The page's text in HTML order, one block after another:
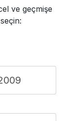
ve geçmişe